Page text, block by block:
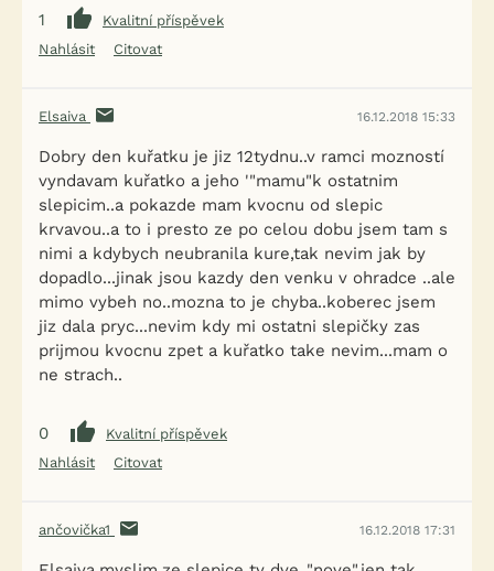
1
Kvalitní příspěvek
Nahlásit
Citovat
Elsaiva 16.12.2018 15:33
Dobry den kuřatku je jiz 12tydnu..v ramci mozností
vyndavam kuřatko a jeho '"mamu"k ostatnim
slepicim..a pokazde mam kvocnu od slepic
krvavou..a to i presto ze po celou dobu jsem tam s
nimi a kdybych neubranila kure,tak nevim jak by
dopadlo...jinak jsou kazdy den venku v ohradce ..ale
mimo vybeh no..mozna to je chyba..koberec jsem
jiz dala pryc...nevim kdy mi ostatni slepičky zas
prijmou kvocnu zpet a kuřatko take nevim...mam o
ne strach..
0
Kvalitní příspěvek
Nahlásit
Citovat
ančovička1 16.12.2018 17:31